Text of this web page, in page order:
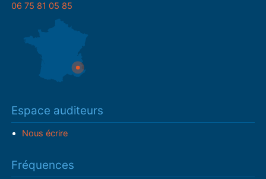
06 75 81 05 85
Espace auditeurs
Nous écrire
Fréquences